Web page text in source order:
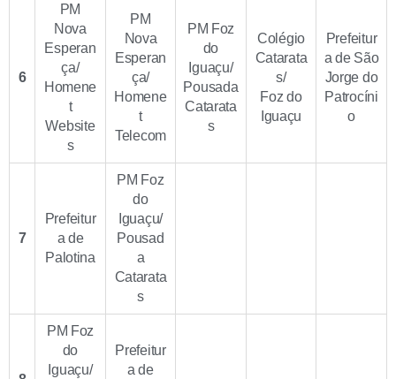
6
PM
Nova
Esperan
ça/
Homene
t
Website
s
PM
Nova
Esperan
ça/
Homene
t
Telecom
PM Foz
do
Iguaçu/
Pousada
Catarata
s
Colégio
Catarata
s/
Foz do
Iguaçu
Prefeitur
a de São
Jorge do
Patrocíni
o
7
Prefeitur
a de
Palotina
PM Foz
do
Iguaçu/
Pousad
a
Catarata
s
PM Foz
do
Iguaçu/
Prefeitur
a de